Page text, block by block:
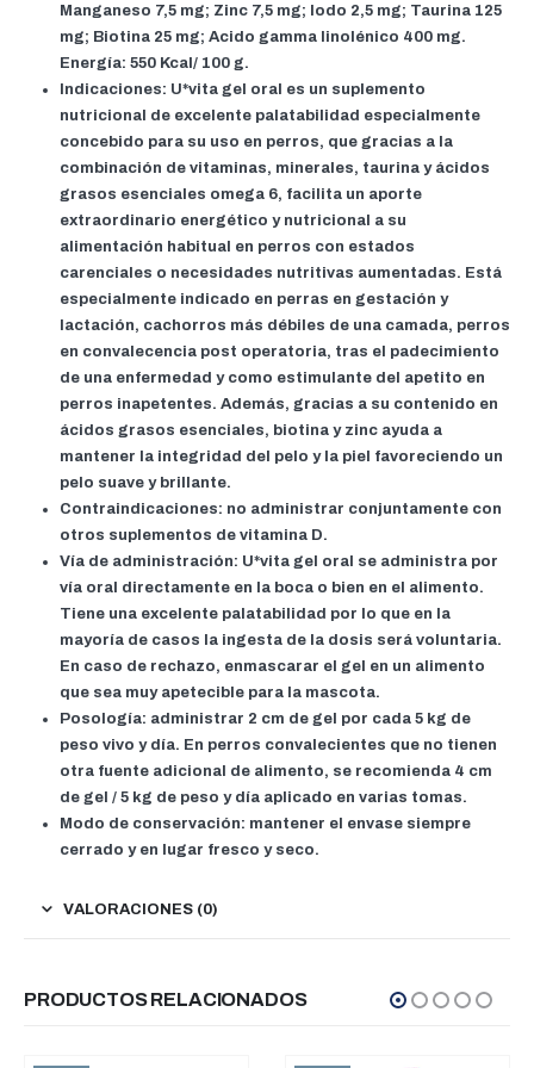
Manganeso 7,5 mg; Zinc 7,5 mg; Iodo 2,5 mg; Taurina 125
mg; Biotina 25 mg; Acido gamma linolénico 400 mg.
Energía: 550 Kcal/ 100 g.
Indicaciones: U*vita gel oral es un suplemento
nutricional de excelente palatabilidad especialmente
concebido para su uso en perros, que gracias a la
combinación de vitaminas, minerales, taurina y ácidos
grasos esenciales omega 6, facilita un aporte
extraordinario energético y nutricional a su
alimentación habitual en perros con estados
carenciales o necesidades nutritivas aumentadas. Está
especialmente indicado en perras en gestación y
lactación, cachorros más débiles de una camada, perros
en convalecencia post operatoria, tras el padecimiento
de una enfermedad y como estimulante del apetito en
perros inapetentes. Además, gracias a su contenido en
ácidos grasos esenciales, biotina y zinc ayuda a
mantener la integridad del pelo y la piel favoreciendo un
pelo suave y brillante.
Contraindicaciones: no administrar conjuntamente con
otros suplementos de vitamina D.
Vía de administración: U*vita gel oral se administra por
vía oral directamente en la boca o bien en el alimento.
Tiene una excelente palatabilidad por lo que en la
mayoría de casos la ingesta de la dosis será voluntaria.
En caso de rechazo, enmascarar el gel en un alimento
que sea muy apetecible para la mascota.
Posología: administrar 2 cm de gel por cada 5 kg de
peso vivo y día. En perros convalecientes que no tienen
otra fuente adicional de alimento, se recomienda 4 cm
de gel / 5 kg de peso y día aplicado en varias tomas.
Modo de conservación: mantener el envase siempre
cerrado y en lugar fresco y seco.
VALORACIONES (0)
PRODUCTOS RELACIONADOS